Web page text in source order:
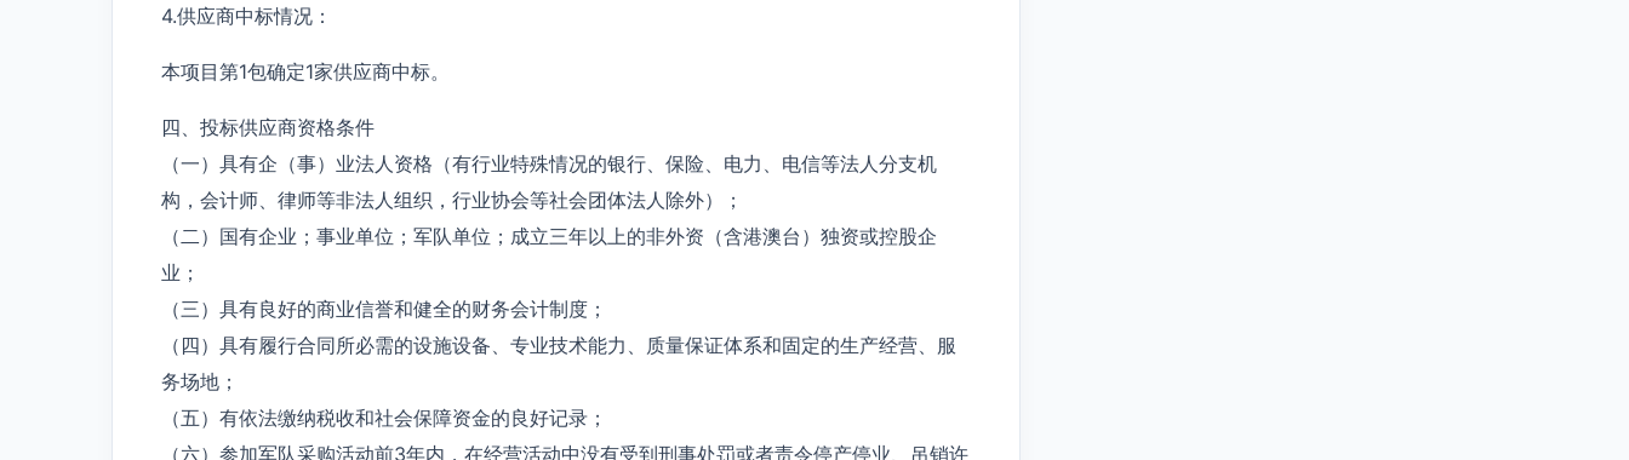
4.供应商中标情况：
本项目第1包确定1家供应商中标。
四、投标供应商资格条件
（一）具有企（事）业法人资格（有行业特殊情况的银行、保险、电力、电信等法人分支机
构，会计师、律师等非法人组织，行业协会等社会团体法人除外）；
（二）国有企业；事业单位；军队单位；成立三年以上的非外资（含港澳台）独资或控股企
业；
（三）具有良好的商业信誉和健全的财务会计制度；
（四）具有履行合同所必需的设施设备、专业技术能力、质量保证体系和固定的生产经营、服
务场地；
（五）有依法缴纳税收和社会保障资金的良好记录；
（六）参加军队采购活动前3年内，在经营活动中没有受到刑事处罚或者责令停产停业、吊销许